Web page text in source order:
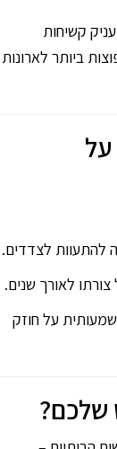
קשיחות
ביותר לארונות
להתעוות לצדדים.
לאורך שנים.
על חוזק
שלכם?